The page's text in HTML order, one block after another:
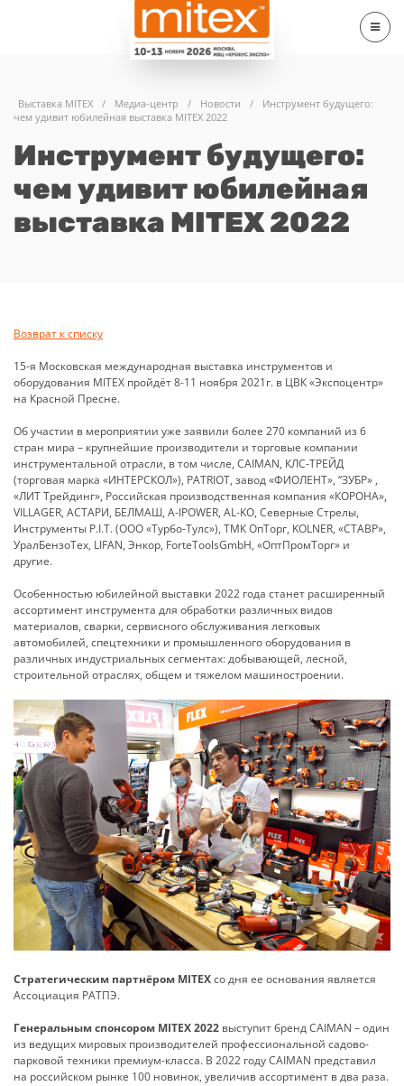
Выставка MITEX / Медиа-центр / Новости /
Инструмент будущего:
чем удивит юбилейная выставка MITEX 2022
Инструмент будущего:
чем удивит юбилейная
выставка MITEX 2022
Возврат к списку
15-я Московская международная выставка инструментов и
оборудования MITEX пройдёт 8-11 ноября 2021г. в ЦВК «Экспоцентр»
на Красной Пресне.
Об участии в мероприятии уже заявили более 270 компаний из 6
стран мира – крупнейшие производители и торговые компании
инструментальной отрасли, в том числе, CAIMAN, КЛС-ТРЕЙД
(торговая марка «ИНТЕРСКОЛ»), PATRIOT, завод «ФИОЛЕНТ», “ЗУБР» ,
«ЛИТ Трейдинг», Российская производственная компания «КОРОНА»,
VILLAGER, АСТАРИ, БЕЛМАШ, A-IPOWER, AL-KO, Северные Стрелы,
Инструменты P.I.T. (ООО «Турбо-Тулс»), ТМК ОпТорг, KOLNER, «СТАВР»,
УралБензоТех, LIFAN, Энкор, ForteToolsGmbH, «ОптПромТорг» и
другие.
Особенностью юбилейной выставки 2022 года станет расширенный
ассортимент инструмента для обработки различных видов
материалов, сварки, сервисного обслуживания легковых
автомобилей, спецтехники и промышленного оборудования в
различных индустриальных сегментах: добывающей, лесной,
строительной отраслях, общем и тяжелом машиностроении.
Стратегическим партнёром MITEXсо дня ее основания является
Ассоциация РАТПЭ.
Генеральным спонсором MITEX 2022 выступит бренд CAIMAN – один
из ведущих мировых производителей профессиональной садово-
парковой техники премиум-класса. В 2022 году CAIMAN представил
на российском рынке 100 новинок, увеличив ассортимент в два раза.